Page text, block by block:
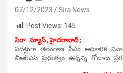
07/12/2023
Sira News
Post Views: 145
సిరా న్యూస్,హైదరాబాద్;
పదేళ్లుగా తెలంగాణ సీఎం అధికారిక నివాసంగా ఉన్న ప్రగతి భవన్‌లో మార్పులు చేర్పులు జరుగుతున్నాయి.ఇప్పటికే దీన్ని అంబేద్కర్‌ ప్రజా భవన్‌గా పేరు మార్చారు. సామాన్యులకి కూడా ఆ